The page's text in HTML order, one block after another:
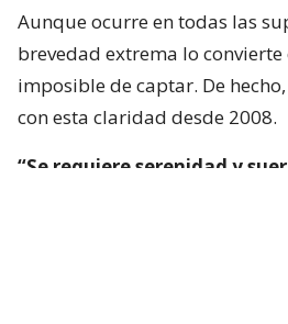
Aunque ocurre en todas las
brevedad extrema lo convierte
imposible de captar. De
con esta claridad desde 2008.
“Se requiere serenidad y